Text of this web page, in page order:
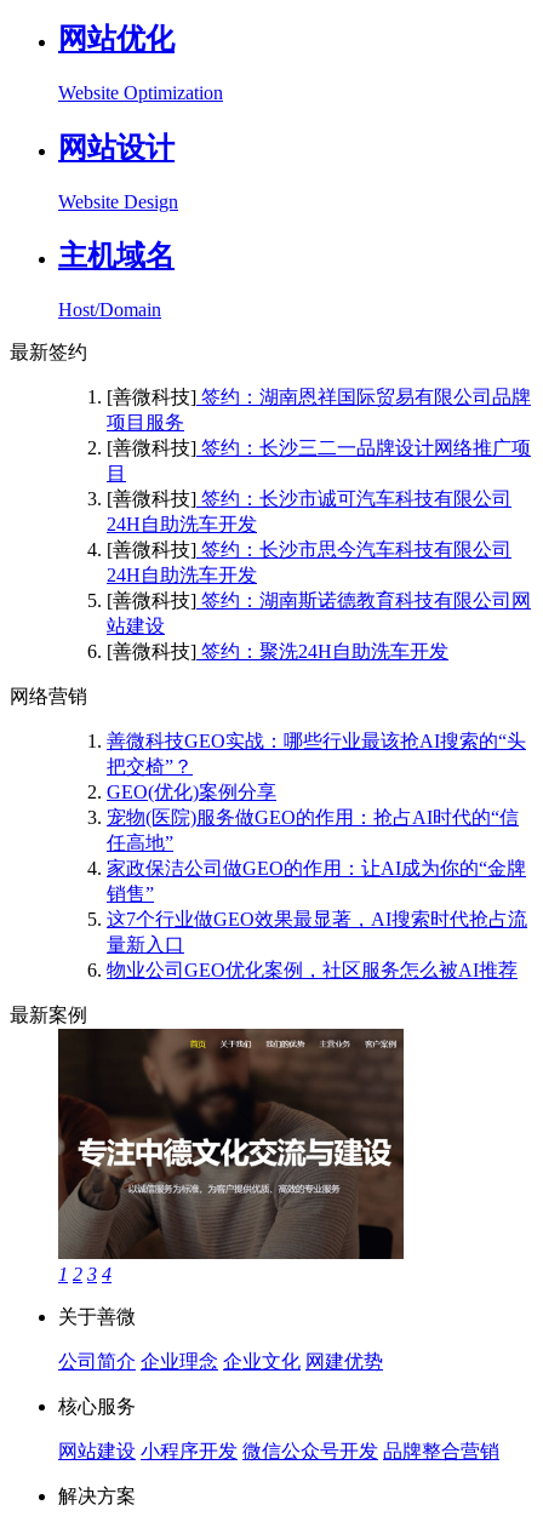
网站优化
Website Optimization
网站设计
Website Design
主机域名
Host/Domain
最新签约
[善微科技] 签约：湖南恩祥国际贸易有限公司品牌
项目服务
[善微科技] 签约：长沙三二一品牌设计网络推广项
目
[善微科技] 签约：长沙市诚可汽车科技有限公司
24H自助洗车开发
[善微科技] 签约：长沙市思今汽车科技有限公司
24H自助洗车开发
[善微科技] 签约：湖南斯诺德教育科技有限公司网
站建设
[善微科技] 签约：聚洗24H自助洗车开发
网络营销
善微科技GEO实战：哪些行业最该抢AI搜索的“头
把交椅”？
GEO(优化)案例分享
宠物(医院)服务做GEO的作用：抢占AI时代的“信
任高地”
家政保洁公司做GEO的作用：让AI成为你的“金牌
销售”
这7个行业做GEO效果最显著，AI搜索时代抢占流
量新入口
物业公司GEO优化案例，社区服务怎么被AI推荐
最新案例
1 2 3 4
关于善微
公司简介 企业理念 企业文化 网建优势
核心服务
网站建设 小程序开发 微信公众号开发 品牌整合营销
解决方案